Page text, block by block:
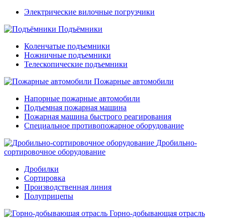
Электрические вилочные погрузчики
Подъёмники
Коленчатые подъемники
Ножничные подъемники
Телескопические подъемники
Пожарные автомобили
Напорные пожарные автомобили
Подъемная пожарная машина
Пожарная машина быстрого реагирования
Специальное противопожарное оборудование
Дробильно-
сортировочное оборудование
Дробилки
Сортировка
Производственная линия
Полуприцепы
Горно-добывающая отрасль